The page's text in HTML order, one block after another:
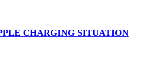
CHARGING SITUATION